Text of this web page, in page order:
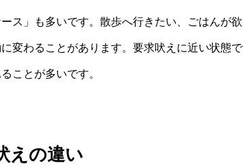
ス」も多いです。散歩へ行きたい、ごはんが
変わることがあります。要求吠えに近い状態
ことが多いです。
えの違い